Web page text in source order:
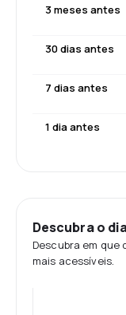
3 meses antes
30 dias antes
7 dias antes
1 dia antes
Descubra o
Descubra em que
mais acessíveis.